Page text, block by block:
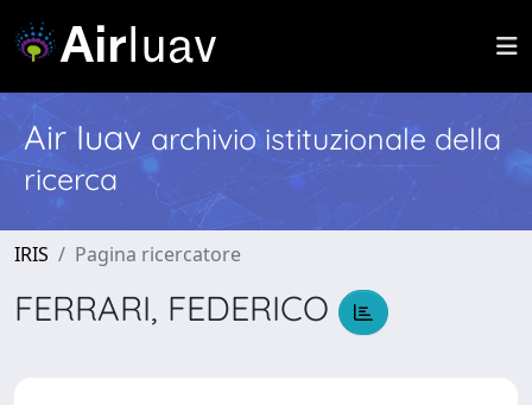
Air Iuav archivio istituzionale della
ricerca
IRIS Pagina ricercatore
FERRARI, FEDERICO